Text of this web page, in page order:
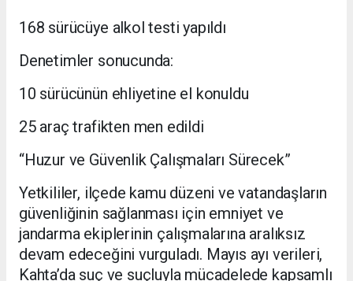
168 sürücüye alkol testi yapıldı
Denetimler sonucunda:
10 sürücünün ehliyetine el konuldu
25 araç trafikten men edildi
“Huzur ve Güvenlik Çalışmaları Sürecek”
Yetkililer, ilçede kamu düzeni ve vatandaşların
güvenliğinin sağlanması için emniyet ve
jandarma ekiplerinin çalışmalarına aralıksız
devam edeceğini vurguladı. Mayıs ayı verileri,
Kahta’da suç ve suçluyla mücadelede kapsamlı